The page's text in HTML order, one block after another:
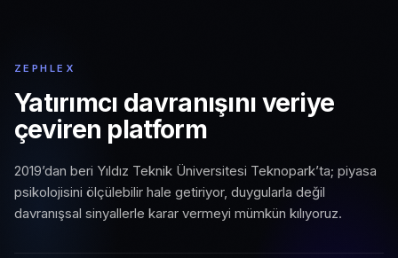
ZEPHLEX
Yatırımcı davranışını veriye
çeviren platform
2019’dan beri Yıldız Teknik Üniversitesi Teknopark’ta; piyasa
psikolojisini ölçülebilir hale getiriyor, duygularla değil
davranışsal sinyallerle karar vermeyi mümkün kılıyoruz.